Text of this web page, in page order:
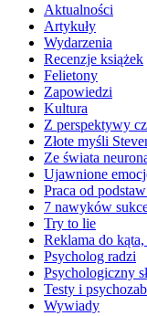
Aktualności
Artykuły
Wydarzenia
Recenzje książek
Felietony
Zapowiedzi
Kultura
Z perspektywy
Złote myśli
Ze świata
Ujawnione
Praca od
7 nawyków
Try to lie
Reklama do
Psycholog radzi
Psychologiczny
Testy i
Wywiady